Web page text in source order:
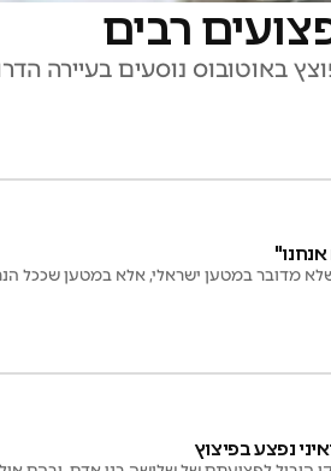
רבים
מדובר במטען ישראלי, אלא במטען שככל
נפצע בפיצוץ